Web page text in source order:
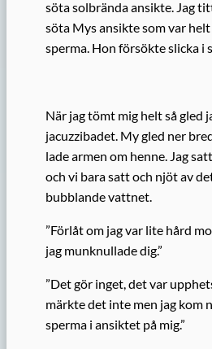
söta solbrända ansikte. Jag
söta Mys ansikte som var
sperma. Hon försökte slicka i
När jag tömt mig helt så gled
jacuzzibadet. My gled ner
lade armen om henne. Jag
och vi bara satt och njöt av
bubblande vattnet.
”Förlåt om jag var lite hård
jag munknullade dig.”
”Det gör inget, det var
märkte det inte men jag kom
sperma i ansiktet på mig.”